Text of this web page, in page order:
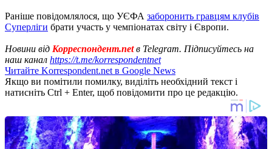
Раніше повідомлялося, що УЄФА заборонить гравцям клубів
Суперліги брати участь у чемпіонатах світу і Європи.
Новини від Корреспондент.netв Telegram. Підписуйтесь на
наш канал https://t.me/korrespondentnet
Читайте Korrespondent.net в Google News
Якщо ви помітили помилку, виділіть необхідний текст і
натисніть Ctrl + Enter, щоб повідомити про це редакцію.